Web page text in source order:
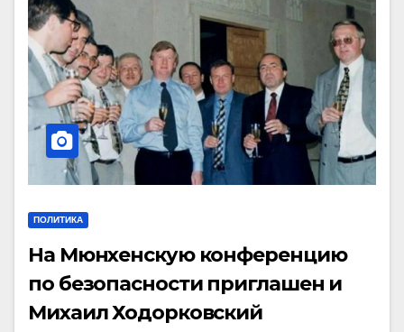
ПОЛИТИКА
На Мюнхенскую конференцию
по безопасности приглашен и
Михаил Ходорковский